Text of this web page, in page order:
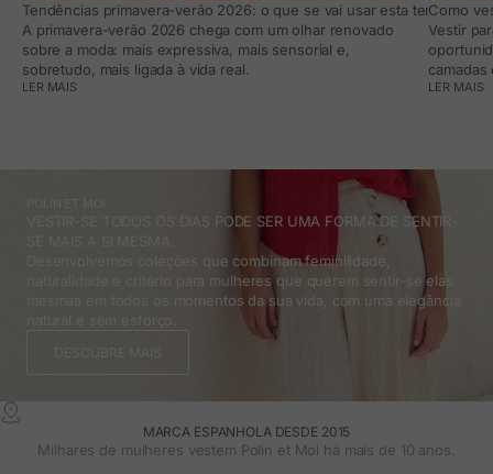
Tendências primavera-verão 2026: o que se vai usar esta temporada
A primavera-verão 2026 chega com um olhar renovado
sobre a moda: mais expressiva, mais sensorial e,
sobretudo, mais ligada à vida real.
LER MAIS
Como
Vestir
LER MAIS
VESTIR-SE TODOS OS DIAS PODE SER UMA FORMA DE SENTIR-
SE MAIS A SI MESMA.
Desenvolvemos coleções que combinam feminilidade,
naturalidade e critério para mulheres que querem sentir-se elas
mesmas em todos os momentos da sua vida, com uma elegância
natural e sem esforço.
DESCUBRE MAIS
MARCA ESPANHOLA DESDE 2015
Milhares de mulheres vestem Polin et Moi há mais de 10 anos.